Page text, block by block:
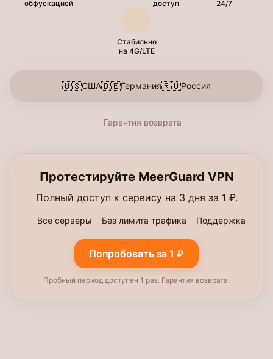
обфускацией
доступ
24/7
Стабильно
на 4G/LTE
🇺🇸США🇩🇪Германия🇷🇺Россия
Гарантия возврата
Протестируйте MeerGuard VPN
Полный доступ к сервису на 3 дня за 1 ₽.
Все серверы Без лимита трафика Поддержка
Попробовать за 1 ₽
Пробный период доступен 1 раз. Гарантия возврата.